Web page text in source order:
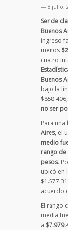
— 8 julio,
Ser de
Buenos
ingreso
menos
cuatro
Buenos
bajo la
no ser
Para una
Aires, el
medio
rango de
pesos.
ubicó en
acuerdo
El rango
media
a